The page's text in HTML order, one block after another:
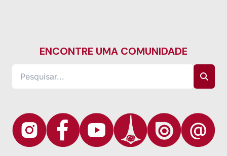
ENCONTRE UMA COMUNIDADE